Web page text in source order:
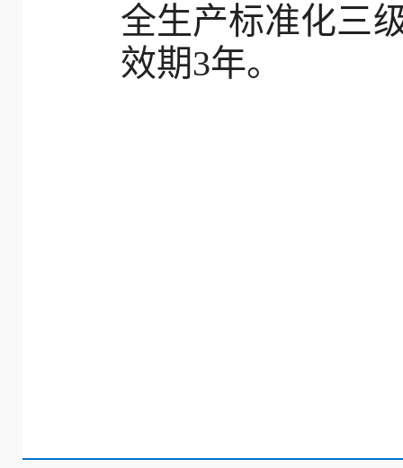
全生产标准化三
效期3年。